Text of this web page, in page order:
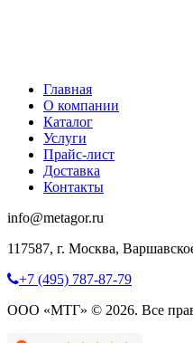
Главная
О компании
Каталог
Услуги
Прайс-лист
Доставка
Контакты
info@metagor.ru
117587, г. Москва,
+7 (495) 787-87-79
ООО «МТГ» © 2026. Все